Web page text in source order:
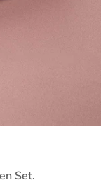
Set.